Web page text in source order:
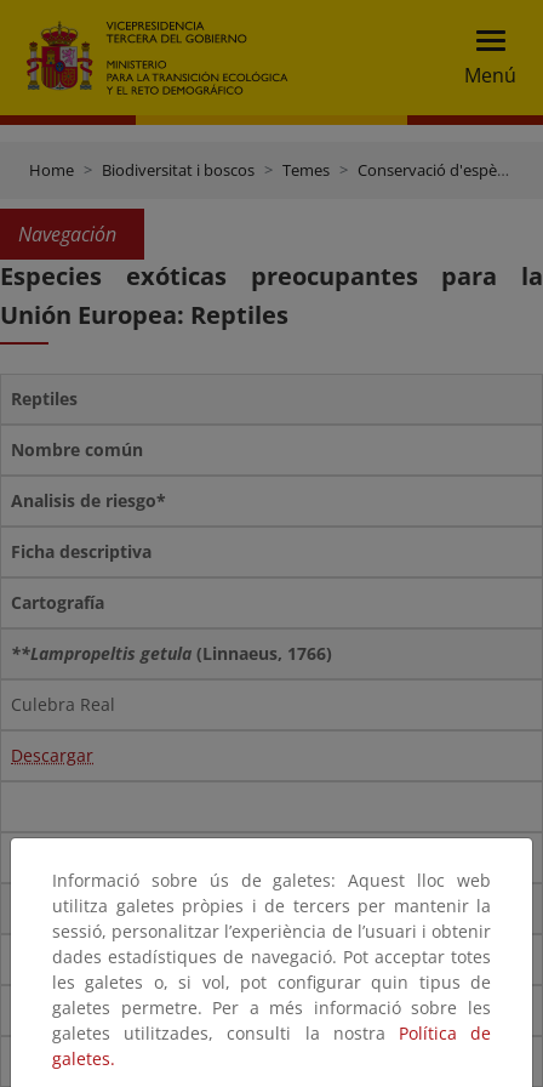
Menú
Home Biodiversitat i boscos Temes Conservació d'espècies
Navegación
Especies exóticas preocupantes para la
Unión Europea: Reptiles
Reptiles
Nombre común
Analisis de riesgo*
Ficha descriptiva
Cartografía
**Lampropeltis getula (Linnaeus, 1766)
Culebra Real
Descargar
Trachemys scripta(Schoepff, 1792)
Galápago americano o de Florida
Descargar
Descargar(pdf)
Informació sobre ús de galetes: Aquest lloc web
utilitza galetes pròpies i de tercers per mantenir la
sessió, personalitzar l’experiència de l’usuari i obtenir
dades estadístiques de navegació. Pot acceptar totes
les galetes o, si vol, pot configurar quin tipus de
galetes permetre. Per a més informació sobre les
galetes utilitzades, consulti la nostra Política de
galetes.